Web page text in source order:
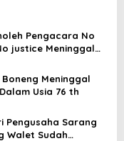
Pengacara No
justice Meninggal
Boneng Meninggal
Usia 76 th
Pengusaha Sarang
Walet Sudah